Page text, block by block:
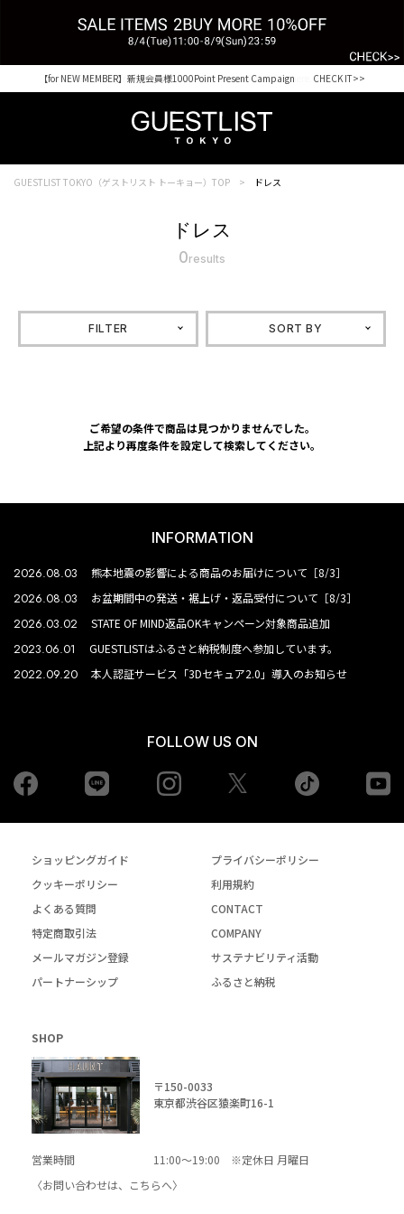
Shopping from outside Japan? Visit our Global Site here. >>
【for NEW MEMBER】新規会員様1000Point Present Campaign CHECK IT>>
GUESTLIST TOKYO（ゲストリスト トーキョー）TOP ドレス
ドレス
0results
FILTER SORT BY
ご希望の条件で商品は見つかりませんでした。
上記より再度条件を設定して検索してください。
INFORMATION
2026.08.03 熊本地震の影響による商品のお届けについて［8/3］
2026.08.03 お盆期間中の発送・裾上げ・返品受付について［8/3］
2026.03.02 STATE OF MIND返品OKキャンペーン対象商品追加
2023.06.01 GUESTLISTはふるさと納税制度へ参加しています。
2022.09.20 本人認証サービス「3Dセキュア2.0」導入のお知らせ
FOLLOW US ON
Facebook Instagram tiktok
ショッピングガイド
プライバシーポリシー
クッキーポリシー
利用規約
よくある質問
CONTACT
特定商取引法
COMPANY
メールマガジン登録
サステナビリティ活動
パートナーシップ
ふるさと納税
SHOP
〒150-0033
東京都渋谷区猿楽町16-1
営業時間
11:00～19:00 ※定休日 月曜日
〈お問い合わせは、
こちらへ〉